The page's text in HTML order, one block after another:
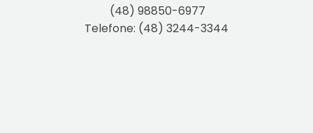
(48) 98850-6977
Telefone: (48) 3244-3344